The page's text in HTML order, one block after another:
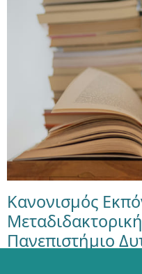
Κανονισμός
Πανεπιστήμιο